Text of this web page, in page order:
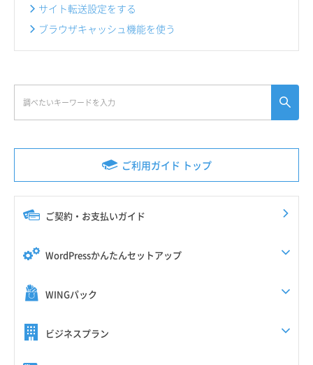
ご利用ガイド トップ
ご契約・お支払いガイド
WordPressかんたんセットアップ
WINGパック
ビジネスプラン
サイト転送設定をする
ブラウザキャッシュ機能を使う